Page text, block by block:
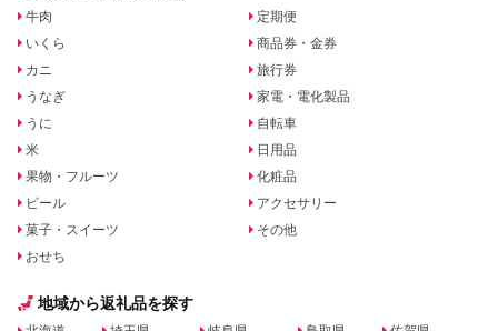
牛肉
いくら
カニ
うなぎ
うに
米
果物・フルーツ
ビール
菓子・スイーツ
おせち
定期便
商品券・金券
旅行券
家電・電化製品
自転車
日用品
化粧品
アクセサリー
その他
地域から返礼品を探す